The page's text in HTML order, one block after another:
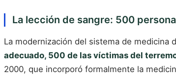
La lección de sangre: 500
La modernización del sistema de medicina
adecuado, 500 de las víctimas del
2000, que incorporó formalmente la